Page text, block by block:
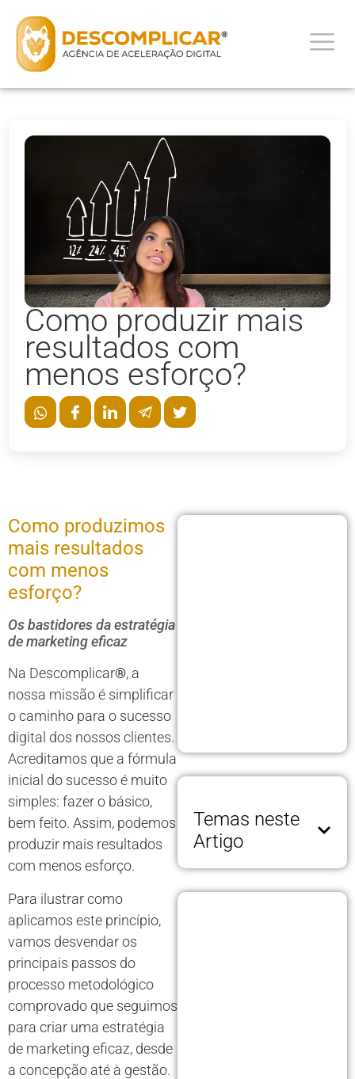
Como produzir mais
resultados com
menos esforço?
Como produzimos
mais resultados
com menos
esforço?
Os bastidores da estratégia
de marketing eficaz
Na Descomplicar®, a
nossa missão é simplificar
o caminho para o sucesso
digital dos nossos clientes.
Acreditamos que a fórmula
inicial do sucesso é muito
simples: fazer o básico,
bem feito. Assim, podemos
produzir mais resultados
com menos esforço.
Para ilustrar como
aplicamos este princípio,
vamos desvendar os
principais passos do
processo metodológico
comprovado que seguimos
para criar uma estratégia
de marketing eficaz, desde
a concepção até à gestão.
Temas neste
Artigo